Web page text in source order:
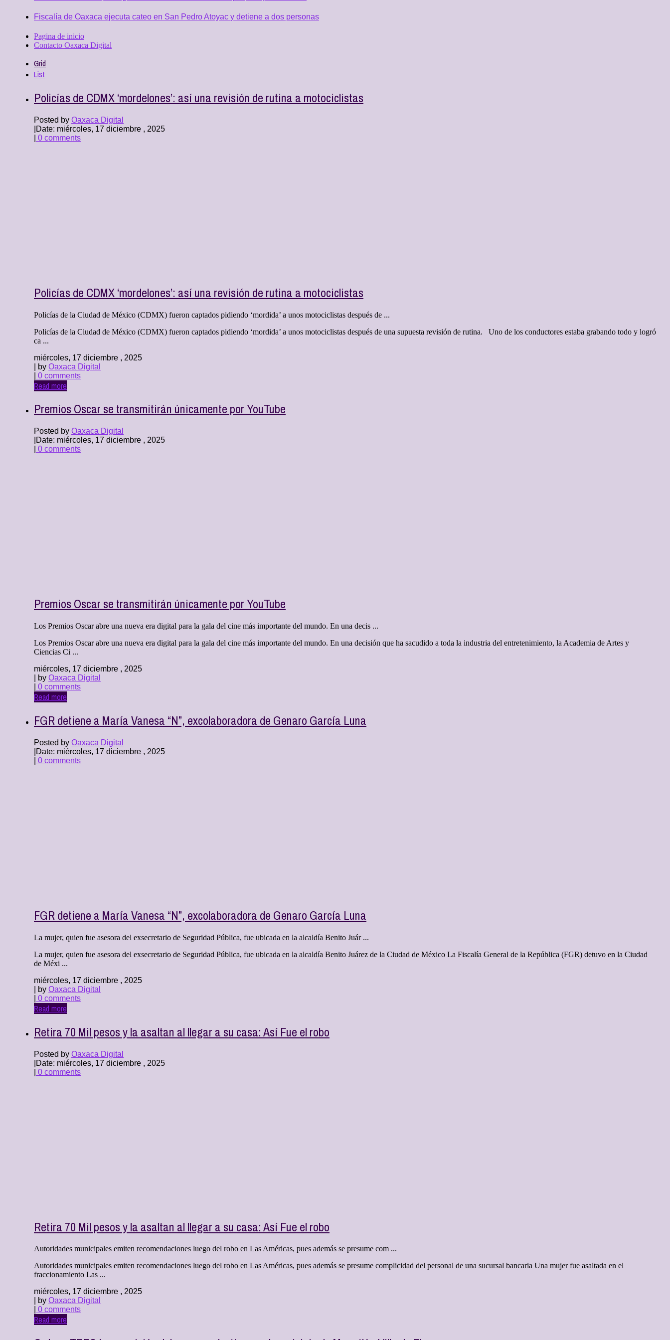
Fiscalía de Oaxaca ejecuta cateo en San Pedro Atoyac y detiene a dos personas
Pagina de inicio
Contacto Oaxaca Digital
Grid
List
Policías de CDMX ‘mordelones’: así una revisión de rutina a motociclistas
Posted by Oaxaca Digital
Date: miércoles, 17 diciembre , 2025
0 comments
Policías de CDMX ‘mordelones’: así una revisión de rutina a motociclistas
Policías de la Ciudad de México (CDMX) fueron captados pidiendo ‘mordida’ a unos motociclistas después de ...
Policías de la Ciudad de México (CDMX) fueron captados pidiendo ‘mordida’ a unos motociclistas después de una supuesta revisión de rutina. Uno de los conductores estaba grabando todo y logró
ca ...
miércoles, 17 diciembre , 2025
| by Oaxaca Digital
0 comments
Read more
Premios Oscar se transmitirán únicamente por YouTube
Posted by Oaxaca Digital
Date: miércoles, 17 diciembre , 2025
0 comments
Premios Oscar se transmitirán únicamente por YouTube
Los Premios Oscar abre una nueva era digital para la gala del cine más importante del mundo. En una decis ...
Los Premios Oscar abre una nueva era digital para la gala del cine más importante del mundo. En una decisión que ha sacudido a toda la industria del entretenimiento, la Academia de Artes y
Ciencias Ci ...
miércoles, 17 diciembre , 2025
| by Oaxaca Digital
0 comments
Read more
FGR detiene a María Vanesa “N”, excolaboradora de Genaro García Luna
Posted by Oaxaca Digital
Date: miércoles, 17 diciembre , 2025
0 comments
FGR detiene a María Vanesa “N”, excolaboradora de Genaro García Luna
La mujer, quien fue asesora del exsecretario de Seguridad Pública, fue ubicada en la alcaldía Benito Juár ...
La mujer, quien fue asesora del exsecretario de Seguridad Pública, fue ubicada en la alcaldía Benito Juárez de la Ciudad de México La Fiscalía General de la República (FGR) detuvo en la Ciudad
de Méxi ...
miércoles, 17 diciembre , 2025
| by Oaxaca Digital
0 comments
Read more
Retira 70 Mil pesos y la asaltan al llegar a su casa: Así Fue el robo
Posted by Oaxaca Digital
Date: miércoles, 17 diciembre , 2025
0 comments
Retira 70 Mil pesos y la asaltan al llegar a su casa: Así Fue el robo
Autoridades municipales emiten recomendaciones luego del robo en Las Américas, pues además se presume com ...
Autoridades municipales emiten recomendaciones luego del robo en Las Américas, pues además se presume complicidad del personal de una sucursal bancaria Una mujer fue asaltada en el
fraccionamiento Las ...
miércoles, 17 diciembre , 2025
| by Oaxaca Digital
0 comments
Read more